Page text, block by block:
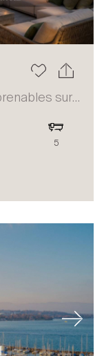
Prestigieux triplex avec vues imprenables sur le lac et les Alpes
5
Next